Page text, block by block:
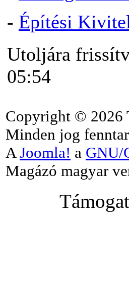
- Építési
Utoljára
05:54
Copyright © 2026
Minden jog
A Joomla! a GNU/
Magázó magyar